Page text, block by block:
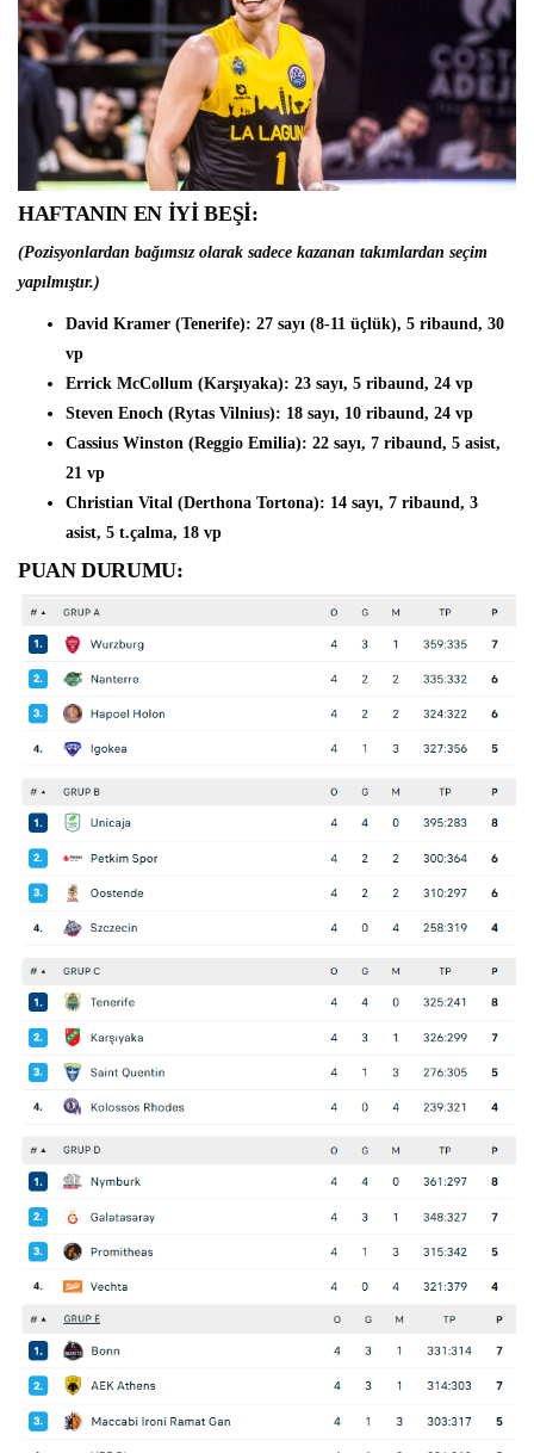
HAFTANIN EN İYİ BEŞİ:
(Pozisyonlardan bağımsız olarak sadece kazanan takımlardan seçim
yapılmıştır.)
David Kramer (Tenerife): 27 sayı (8-11 üçlük), 5 ribaund, 30
vp
Errick McCollum (Karşıyaka): 23 sayı, 5 ribaund, 24 vp
Steven Enoch (Rytas Vilnius): 18 sayı, 10 ribaund, 24 vp
Cassius Winston (Reggio Emilia): 22 sayı, 7 ribaund, 5 asist,
21 vp
Christian Vital (Derthona Tortona): 14 sayı, 7 ribaund, 3
asist, 5 t.çalma, 18 vp
PUAN DURUMU: